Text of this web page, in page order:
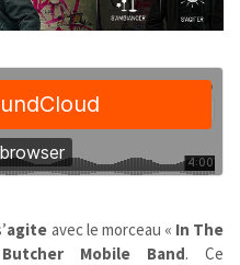
agite avec le morceau « In The
Butcher Mobile Band. Ce